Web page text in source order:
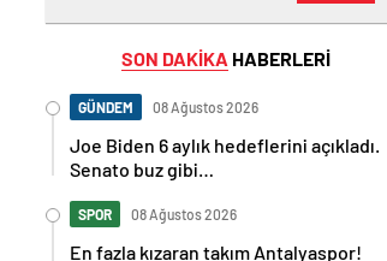
SON DAKİKA HABERLERİ
GÜNDEM 08 Ağustos 2026
Joe Biden 6 aylık hedeflerini açıkladı.
Senato buz gibi…
SPOR 08 Ağustos 2026
En fazla kızaran takım Antalyaspor!